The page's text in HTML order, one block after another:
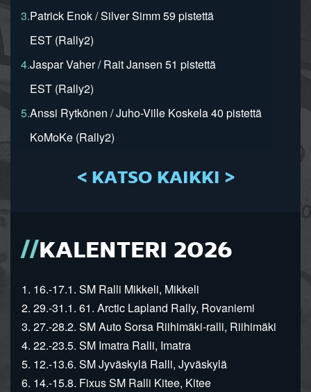
3.Patrick Enok / Silver Simm 59 pistettä
EST (Rally2)
4.Jaspar Vaher / Rait Jansen 51 pistettä
EST (Rally2)
5.Anssi Rytkönen / Juho-Ville Koskela 40 pistettä
KoMoKe (Rally2)
< KATSO KAIKKI >
KALENTERI 2026
1. 16.-17.1. SM Ralli Mikkeli, Mikkeli
2. 29.-31.1. 61. Arctic Lapland Rally, Rovaniemi
3. 27.-28.2. SM Auto Sorsa Riihimäki-ralli, Riihimäki
4. 22.-23.5. SM Imatra Ralli, Imatra
5. 12.-13.6. SM Jyväskylä Ralli, Jyväskylä
6. 14.-15.8. Fixus SM Ralli Kitee, Kitee